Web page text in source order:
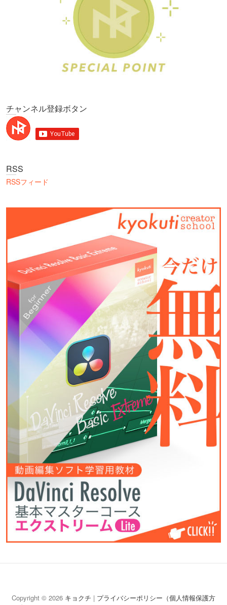
チャンネル登録ボタン
RSS
RSSフィード
ョ
像
ー
ミ
ム
Copyright © 2026 キョクチ | プライバシーポリシー（個人情報保護方